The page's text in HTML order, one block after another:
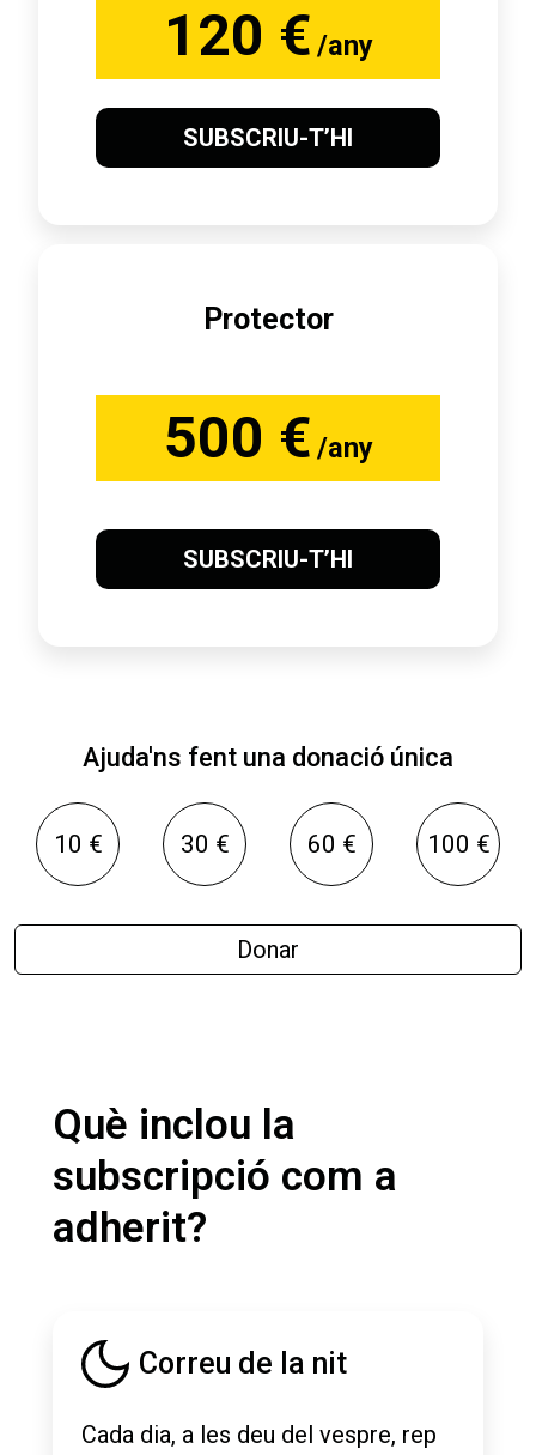
120 € /any
SUBSCRIU-T’HI
Protector
500 € /any
SUBSCRIU-T’HI
Ajuda'ns fent una donació única
10 € 30 € 60 € 100 €
Donar
Què inclou la
subscripció com a
adherit?
Correu de la nit
Cada dia, a les deu del vespre, rep